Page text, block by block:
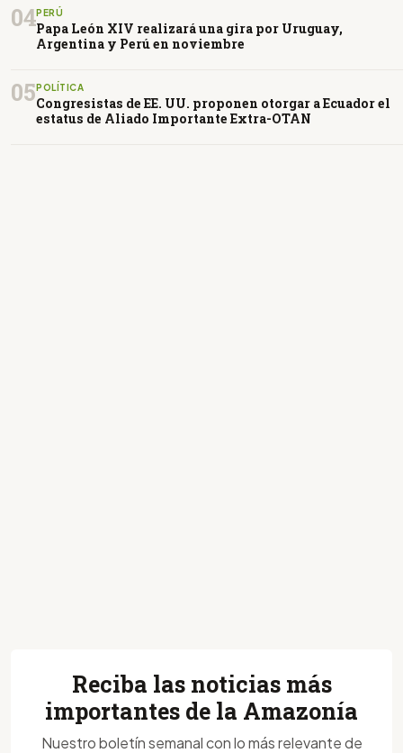
04PERÚ
Papa León XIV realizará una gira por Uruguay,
Argentina y Perú en noviembre
05POLÍTICA
Congresistas de EE. UU. proponen otorgar a Ecuador el
estatus de Aliado Importante Extra-OTAN
Reciba las noticias más
importantes de la Amazonía
Nuestro boletín semanal con lo más relevante de